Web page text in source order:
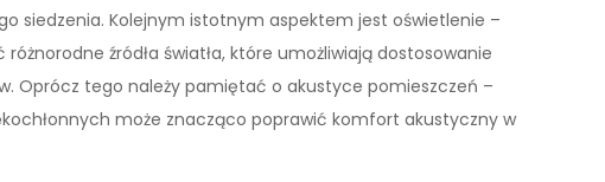
siedzenia. Kolejnym istotnym aspektem jest oświetlenie –
źródła światła, które umożliwiają dostosowanie
Oprócz tego należy pamiętać o akustyce pomieszczeń –
może znacząco poprawić komfort akustyczny w